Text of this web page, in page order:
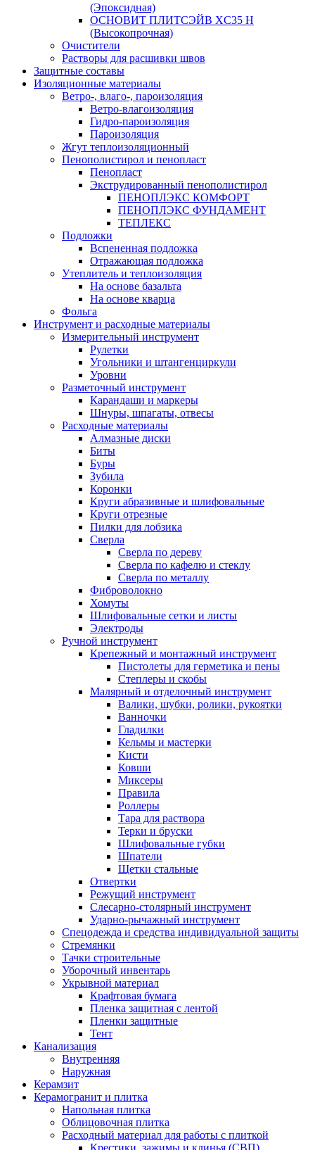
(Эпоксидная)
ОСНОВИТ ПЛИТСЭЙВ XС35 Н
(Высокопрочная)
Очистители
Растворы для расшивки швов
Защитные составы
Изоляционные материалы
Ветро-, влаго-, пароизоляция
Ветро-влагоизоляция
Гидро-пароизоляция
Пароизоляция
Жгут теплоизоляционный
Пенополистирол и пенопласт
Пенопласт
Экструдированный пенополистирол
ПЕНОПЛЭКС КОМФОРТ
ПЕНОПЛЭКС ФУНДАМЕНТ
ТЕПЛЕКС
Подложки
Вспененная подложка
Отражающая подложка
Утеплитель и теплоизоляция
На основе базальта
На основе кварца
Фольга
Инструмент и расходные материалы
Измерительный инструмент
Рулетки
Угольники и штангенциркули
Уровни
Разметочный инструмент
Карандаши и маркеры
Шнуры, шпагаты, отвесы
Расходные материалы
Алмазные диски
Биты
Буры
Зубила
Коронки
Круги абразивные и шлифовальные
Круги отрезные
Пилки для лобзика
Сверла
Сверла по дереву
Сверла по кафелю и стеклу
Сверла по металлу
Фиброволокно
Хомуты
Шлифовальные сетки и листы
Электроды
Ручной инструмент
Крепежный и монтажный инструмент
Пистолеты для герметика и пены
Степлеры и скобы
Малярный и отделочный инструмент
Валики, шубки, ролики, рукоятки
Ванночки
Гладилки
Кельмы и мастерки
Кисти
Ковши
Миксеры
Правила
Роллеры
Тара для раствора
Терки и бруски
Шлифовальные губки
Шпатели
Щетки стальные
Отвертки
Режущий инструмент
Слесарно-столярный инструмент
Ударно-рычажный инструмент
Спецодежда и средства индивидуальной защиты
Стремянки
Тачки строительные
Уборочный инвентарь
Укрывной материал
Крафтовая бумага
Пленка защитная с лентой
Пленки защитные
Тент
Канализация
Внутренняя
Наружная
Керамзит
Керамогранит и плитка
Напольная плитка
Облицовочная плитка
Расходный материал для работы с плиткой
Крестики, зажимы и клинья (СВП)